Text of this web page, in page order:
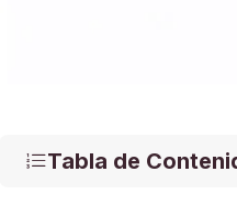
Tabla de